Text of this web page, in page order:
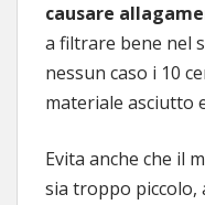
causare
a filtrare bene nel
nessun caso i 10
materiale asciutto
Evita anche che il
sia troppo piccolo,